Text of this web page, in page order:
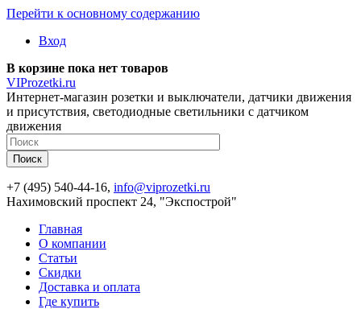
Перейти к основному содержанию
Вход
В корзине пока нет товаров
VIProzetki.ru
Интернет-магазин розетки и выключатели, датчики движения
и присутствия, светодиодные светильники с датчиком
движения
+7 (495) 540-44-16, info@viprozetki.ru
Нахимовский проспект 24, "Экспострой"
Главная
О компании
Статьи
Скидки
Доставка и оплата
Где купить